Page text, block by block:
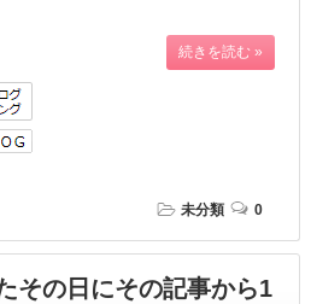
続きを読む »
未分類 0
その日にその記事から1